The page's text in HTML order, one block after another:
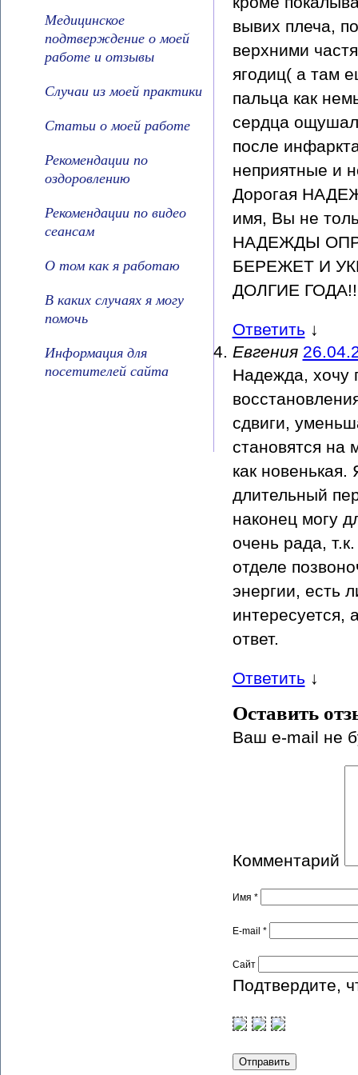
Медицинское
подтверждение о моей
работе и отзывы
Случаи из моей практики
Статьи о моей работе
Рекомендации по
оздоровлению
Рекомендации по видео
сеансам
О том как я работаю
В каких случаях я могу
помочь
Информация для
посетителей сайта
вывих плеча,
верхними
ягодиц( а там
пальца как
сердца
после
неприятные и
Дорогая
имя, Вы не
НАДЕЖДЫ
БЕРЕЖЕТ И
ДОЛГИЕ
Ответить ↓
Евгения
Надежда, хочу
сдвиги,
становятся на
как
длительный
наконец могу
очень рада,
отделе
энергии, есть
интересуется,
ответ.
Ответить ↓
Оставить
Ваш e-mail не
Комментарий
Имя *
E-mail *
Сайт
Подтвердите,